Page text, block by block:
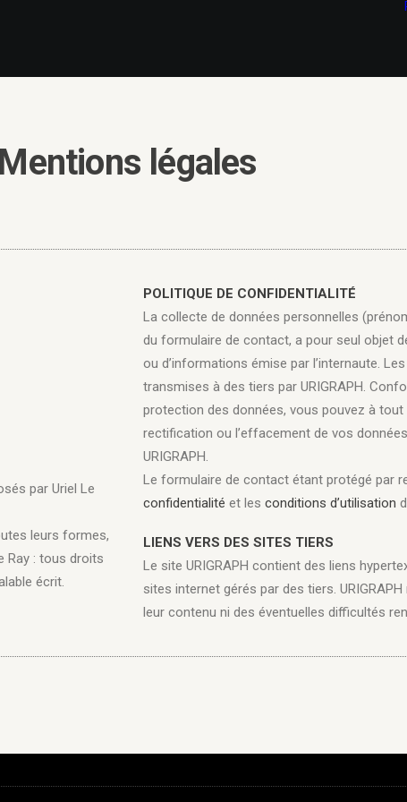
Mentions légales
par Uriel Le
leurs formes,
Ray : tous droits
écrit.
POLITIQUE DE CONFIDENTIALITÉ
La collecte de données personnelles
du formulaire de contact, a pour seul objet
ou d’informations émise par l’internaute.
transmises à des tiers par URIGRAPH.
protection des données, vous pouvez à tout
rectification ou l’effacement de vos
URIGRAPH.
Le formulaire de contact étant protégé par
confidentialité et les conditions d’utilisation
LIENS VERS DES SITES TIERS
Le site URIGRAPH contient des liens
sites internet gérés par des tiers.
leur contenu ni des éventuelles difficultés